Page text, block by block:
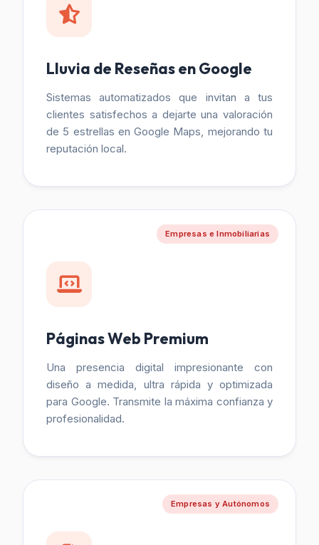
Lluvia de Reseñas en Google
Sistemas automatizados que invitan a tus
clientes satisfechos a dejarte una valoración
de 5 estrellas en Google Maps, mejorando tu
reputación local.
Empresas e Inmobiliarias
Páginas Web Premium
Una presencia digital impresionante con
diseño a medida, ultra rápida y optimizada
para Google. Transmite la máxima confianza y
profesionalidad.
Empresas y Autónomos